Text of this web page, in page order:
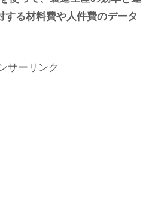
する材料費や人件費のデータ
サーリンク